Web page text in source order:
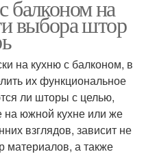
балконом на
выбора штор
на кухню с балконом, в
их функциональное
ли шторы с целью,
на южной кухне или же
взглядов, зависит не
материалов, а также